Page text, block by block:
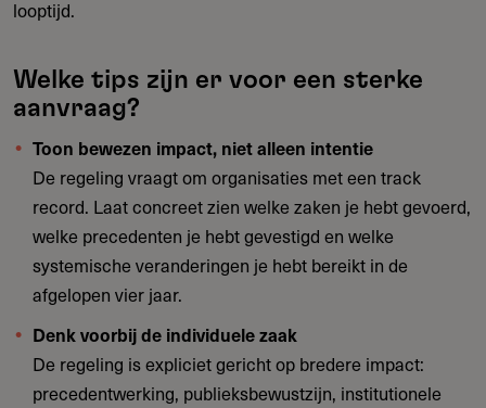
looptijd.
Welke tips zijn er voor een sterke
aanvraag?
Toon bewezen impact, niet alleen intentie
De regeling vraagt om organisaties met een track
record. Laat concreet zien welke zaken je hebt gevoerd,
welke precedenten je hebt gevestigd en welke
systemische veranderingen je hebt bereikt in de
afgelopen vier jaar.
Denk voorbij de individuele zaak
De regeling is expliciet gericht op bredere impact:
precedentwerking, publieksbewustzijn, institutionele